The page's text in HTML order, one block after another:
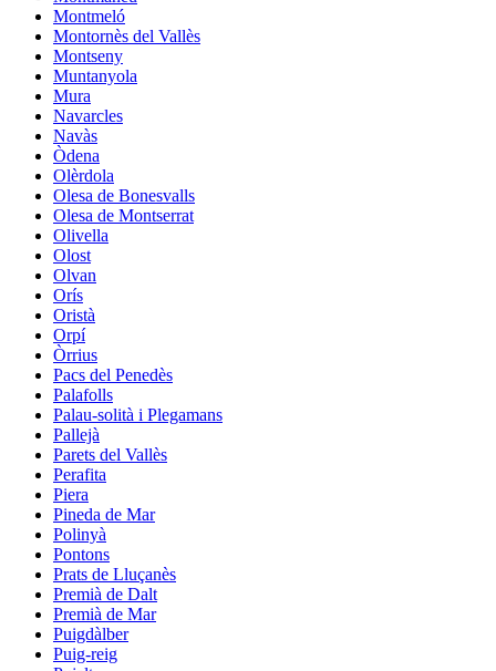
Montmeló
Montornès del Vallès
Montseny
Muntanyola
Mura
Navarcles
Navàs
Òdena
Olèrdola
Olesa de Bonesvalls
Olesa de Montserrat
Olivella
Olost
Olvan
Orís
Oristà
Orpí
Òrrius
Pacs del Penedès
Palafolls
Palau-solità i Plegamans
Pallejà
Parets del Vallès
Perafita
Piera
Pineda de Mar
Polinyà
Pontons
Prats de Lluçanès
Premià de Dalt
Premià de Mar
Puigdàlber
Puig-reig